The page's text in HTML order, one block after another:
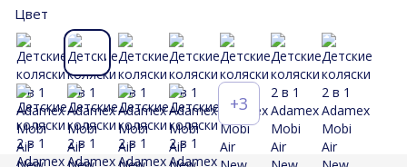
Цвет
+3